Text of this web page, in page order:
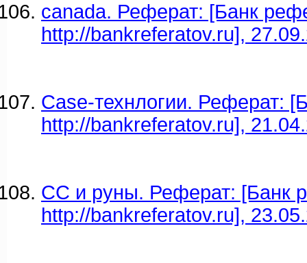
canada. Реферат: [Банк
http://bankreferatov.ru],
Case-технлогии. Реферат:
http://bankreferatov.ru],
CC и руны. Реферат: [Банк
http://bankreferatov.ru],